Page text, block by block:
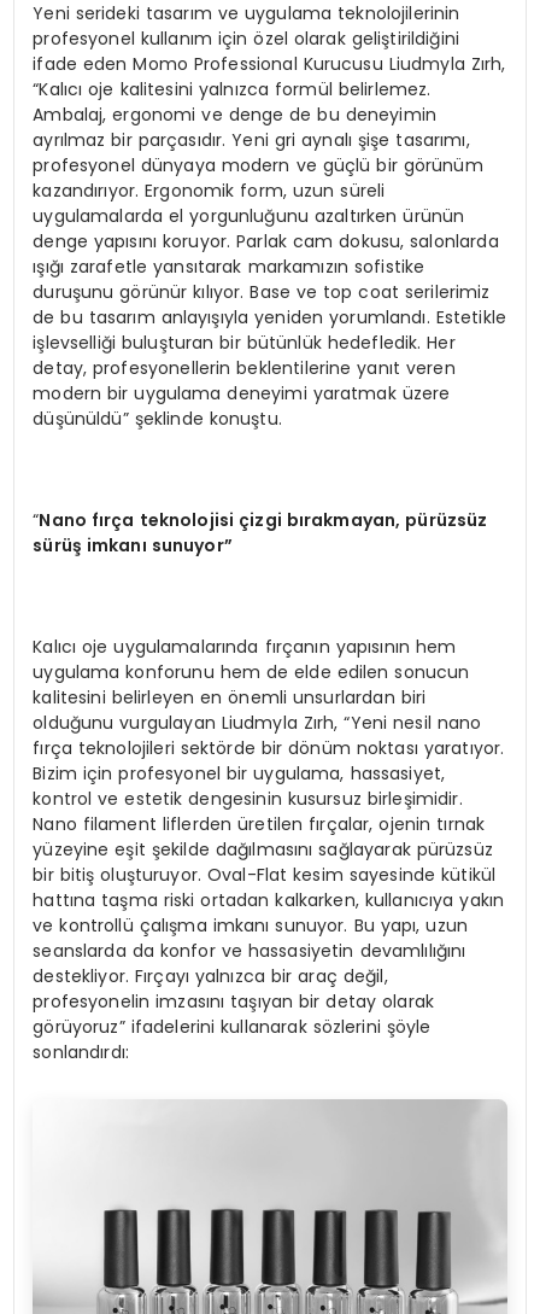
Yeni serideki tasarım ve uygulama teknolojilerinin
profesyonel kullanım için özel olarak geliştirildiğini
ifade eden Momo Professional Kurucusu Liudmyla Zırh,
“Kalıcı oje kalitesini yalnızca formül belirlemez.
Ambalaj, ergonomi ve denge de bu deneyimin
ayrılmaz bir parçasıdır. Yeni gri aynalı şişe tasarımı,
profesyonel dünyaya modern ve güçlü bir görünüm
kazandırıyor. Ergonomik form, uzun süreli
uygulamalarda el yorgunluğunu azaltırken ürünün
denge yapısını koruyor. Parlak cam dokusu, salonlarda
ışığı zarafetle yansıtarak markamızın sofistike
duruşunu görünür kılıyor. Base ve top coat serilerimiz
de bu tasarım anlayışıyla yeniden yorumlandı. Estetikle
işlevselliği buluşturan bir bütünlük hedefledik. Her
detay, profesyonellerin beklentilerine yanıt veren
modern bir uygulama deneyimi yaratmak üzere
düşünüldü” şeklinde konuştu.
“Nano fırça teknolojisi çizgi bırakmayan, pürüzsüz
sürüş imkanı sunuyor”
Kalıcı oje uygulamalarında fırçanın yapısının hem
uygulama konforunu hem de elde edilen sonucun
kalitesini belirleyen en önemli unsurlardan biri
olduğunu vurgulayan Liudmyla Zırh, “Yeni nesil nano
fırça teknolojileri sektörde bir dönüm noktası yaratıyor.
Bizim için profesyonel bir uygulama, hassasiyet,
kontrol ve estetik dengesinin kusursuz birleşimidir.
Nano filament liflerden üretilen fırçalar, ojenin tırnak
yüzeyine eşit şekilde dağılmasını sağlayarak pürüzsüz
bir bitiş oluşturuyor. Oval-Flat kesim sayesinde kütikül
hattına taşma riski ortadan kalkarken, kullanıcıya yakın
ve kontrollü çalışma imkanı sunuyor. Bu yapı, uzun
seanslarda da konfor ve hassasiyetin devamlılığını
destekliyor. Fırçayı yalnızca bir araç değil,
profesyonelin imzasını taşıyan bir detay olarak
görüyoruz” ifadelerini kullanarak sözlerini şöyle
sonlandırdı: